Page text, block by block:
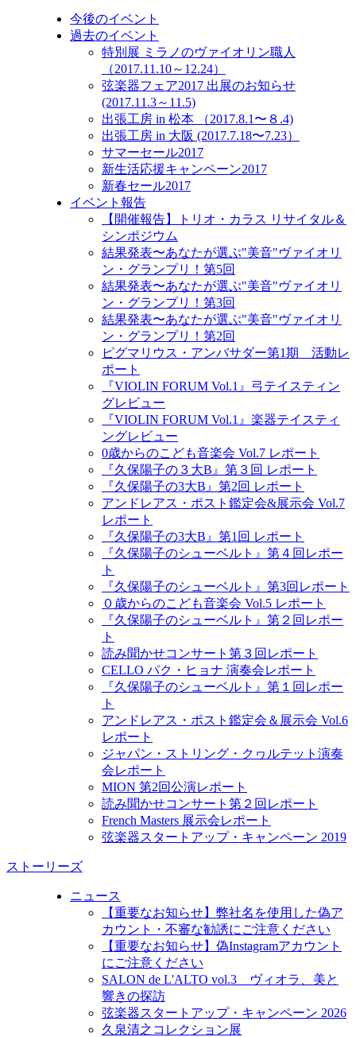
今後のイベント
過去のイベント
特別展 ミラノのヴァイオリン職人
（2017.11.10～12.24）
弦楽器フェア2017 出展のお知らせ
(2017.11.3～11.5)
出張工房 in 松本 （2017.8.1〜８.4)
出張工房 in 大阪 (2017.7.18〜7.23）
サマーセール2017
新生活応援キャンペーン2017
新春セール2017
イベント報告
【開催報告】トリオ・カラス リサイタル＆
シンポジウム
結果発表〜あなたが選ぶ"美音"ヴァイオリ
ン・グランプリ！第5回
結果発表〜あなたが選ぶ"美音"ヴァイオリ
ン・グランプリ！第3回
結果発表〜あなたが選ぶ"美音"ヴァイオリ
ン・グランプリ！第2回
ピグマリウス・アンバサダー第1期 活動レ
ポート
『VIOLIN FORUM Vol.1』弓テイスティン
グレビュー
『VIOLIN FORUM Vol.1』楽器テイスティ
ングレビュー
0歳からのこども音楽会 Vol.7 レポート
『久保陽子の３大B』第３回 レポート
『久保陽子の3大B』第2回 レポート
アンドレアス・ポスト鑑定会&展示会 Vol.7
レポート
『久保陽子の3大B』第1回 レポート
『久保陽子のシューベルト』第４回レポー
ト
『久保陽子のシューベルト』第3回レポート
０歳からのこども音楽会 Vol.5 レポート
『久保陽子のシューベルト』第２回レポー
ト
読み聞かせコンサート第３回レポート
CELLO パク・ヒョナ 演奏会レポート
『久保陽子のシューベルト』第１回レポー
ト
アンドレアス・ポスト鑑定会＆展示会 Vol.6
レポート
ジャパン・ストリング・クヮルテット演奏
会レポート
MION 第2回公演レポート
読み聞かせコンサート第２回レポート
French Masters 展示会レポート
弦楽器スタートアップ・キャンペーン 2019
ストーリーズ
ニュース
【重要なお知らせ】弊社名を使用した偽ア
カウント・不審な勧誘にご注意ください
【重要なお知らせ】偽Instagramアカウント
にご注意ください
SALON de L'ALTO vol.3 ヴィオラ、美と
響きの探訪
弦楽器スタートアップ・キャンペーン 2026
久泉清之コレクション展